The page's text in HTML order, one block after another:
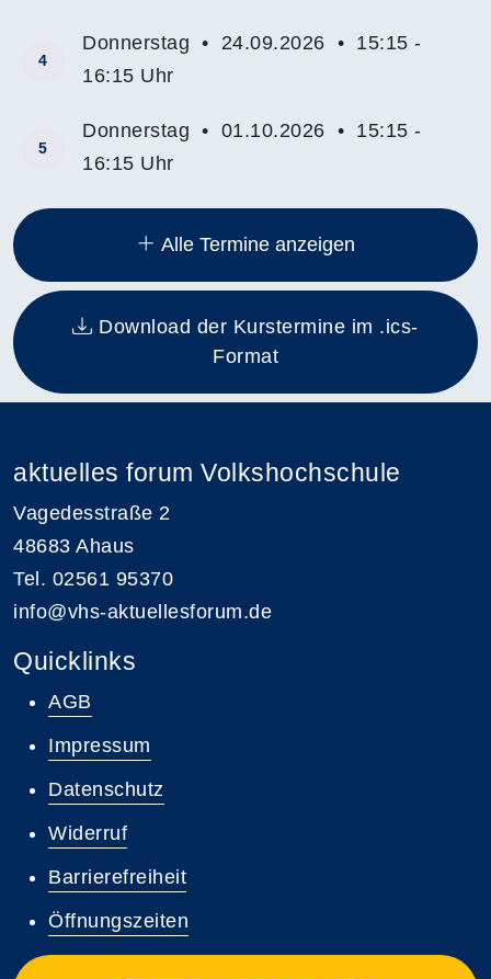
Insgesamt gibt es 12 Termine zum diesen Kurs
4
Donnerstag • 24.09.2026 • 15:15 -
16:15 Uhr
5
Donnerstag • 01.10.2026 • 15:15 -
16:15 Uhr
Alle Termine anzeigen
Download der Kurstermine im .ics-
Format
aktuelles forum Volkshochschule
Vagedesstraße 2
48683 Ahaus
Tel. 02561 95370
info@vhs-aktuellesforum.de
Quicklinks
AGB
Impressum
Datenschutz
Widerruf
Barrierefreiheit
Öffnungszeiten